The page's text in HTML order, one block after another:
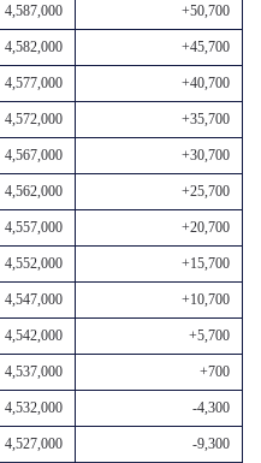
4,587,000 +50,700
4,582,000 +45,700
4,577,000 +40,700
4,572,000 +35,700
4,567,000 +30,700
4,562,000 +25,700
4,557,000 +20,700
4,552,000 +15,700
4,547,000 +10,700
4,542,000 +5,700
4,537,000 +700
4,532,000 -4,300
4,527,000 -9,300